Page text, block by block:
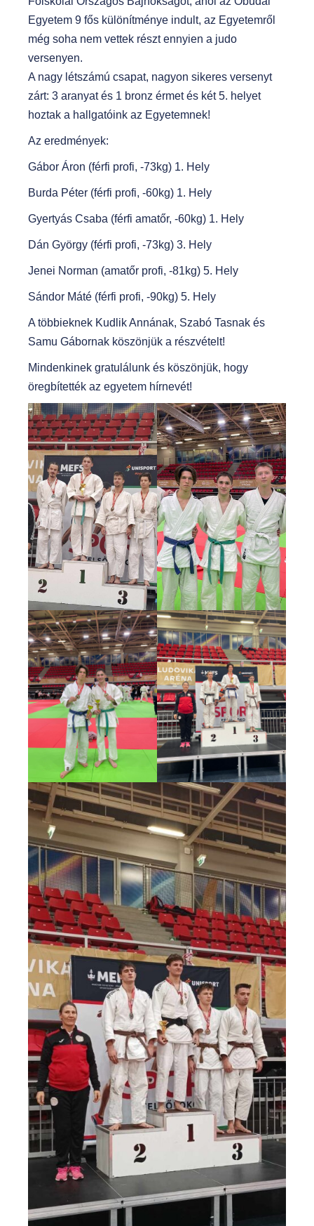
Egyetem 9 fős különítménye indult, az Egyetemről
még soha nem vettek részt ennyien a judo
versenyen.
A nagy létszámú csapat, nagyon sikeres versenyt
zárt: 3 aranyat és 1 bronz érmet és két 5. helyet
hoztak a hallgatóink az Egyetemnek!
Az eredmények:
Gábor Áron (férfi profi, -73kg) 1. Hely
Burda Péter (férfi profi, -60kg) 1. Hely
Gyertyás Csaba (férfi amatőr, -60kg) 1. Hely
Dán György (férfi profi, -73kg) 3. Hely
Jenei Norman (amatőr profi, -81kg) 5. Hely
Sándor Máté (férfi profi, -90kg) 5. Hely
A többieknek Kudlik Annának, Szabó Tasnak és
Samu Gábornak köszönjük a részvételt!
Mindenkinek gratulálunk és köszönjük, hogy
öregbítették az egyetem hírnevét!